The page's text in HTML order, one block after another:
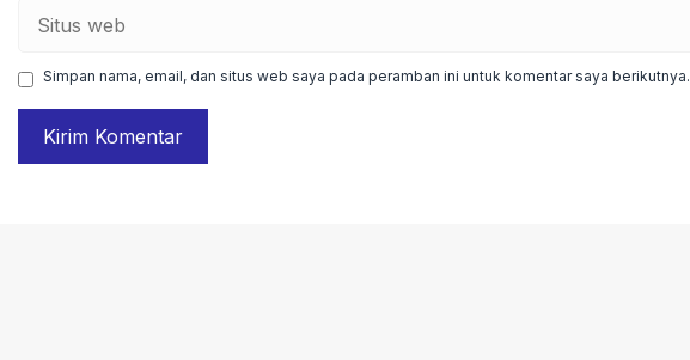
Simpan nama, email, dan situs web saya pada peramban ini untuk komentar saya berikutnya.